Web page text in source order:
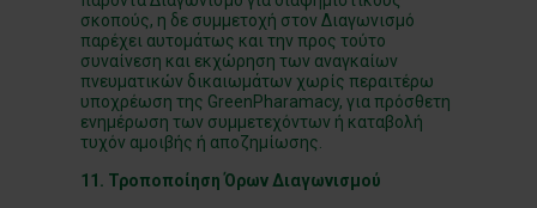
σκοπούς, η δε συμμετοχή στον Διαγωνισμό
παρέχει αυτομάτως και την προς τούτο
συναίνεση και εκχώρηση των αναγκαίων
πνευματικών δικαιωμάτων χωρίς περαιτέρω
υποχρέωση της GreenPharamacy, για πρόσθετη
ενημέρωση των συμμετεχόντων ή καταβολή
τυχόν αμοιβής ή αποζημίωσης.
11. Τροποποίηση Όρων Διαγωνισμού